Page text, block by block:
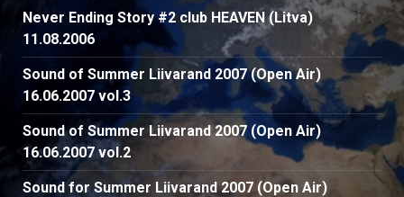
Never Ending Story #2 club HEAVEN (Litva)
11.08.2006
Sound of Summer Liivarand 2007 (Open Air)
16.06.2007 vol.3
Sound of Summer Liivarand 2007 (Open Air)
16.06.2007 vol.2
Sound for Summer Liivarand 2007 (Open Air)